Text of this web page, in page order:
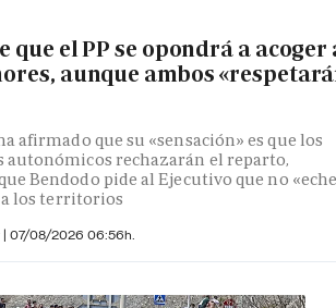
que el PP se opondrá a acoger
aunque ambos
afirmado que su «sensación» es que los
autonómicos rechazarán el reparto,
Bendodo pide al Ejecutivo que no
los territorios
| 07/08/2026 06:56h.